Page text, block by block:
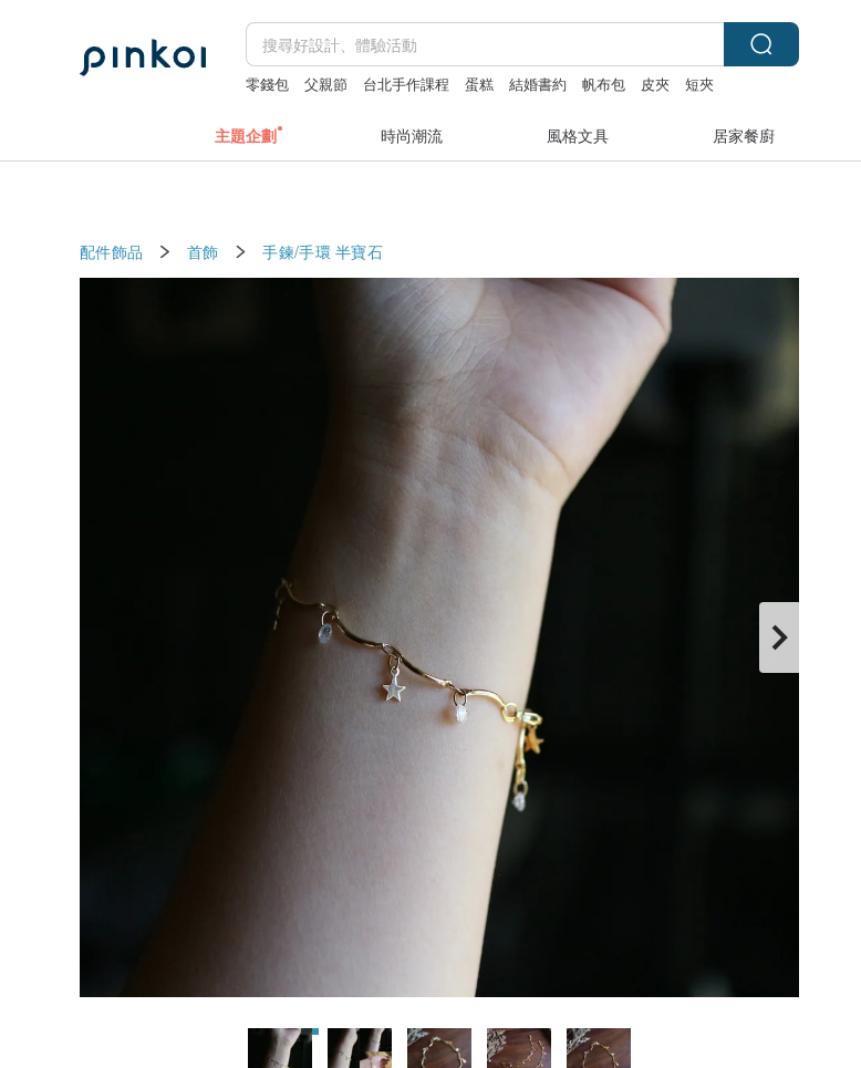
零錢包 父親節 台北手作課程 蛋糕 結婚書約 帆布包 皮夾 短夾
主題企劃 時尚潮流 風格文具 居家餐廚
配件飾品 首飾 手鍊/手環 半寶石